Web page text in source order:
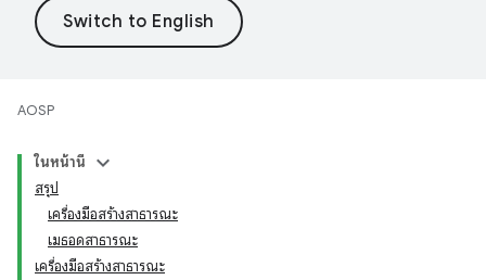
AOSP
ในหน้านี้
สรุป
เครื่องมือสร้างสาธารณะ
เมธอดสาธารณะ
เครื่องมือสร้างสาธารณะ